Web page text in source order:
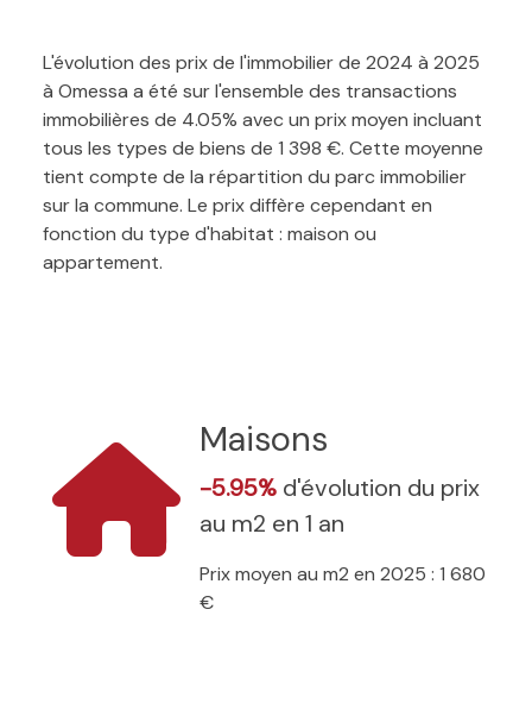
L'évolution des prix de l'immobilier de 2024 à 2025
à Omessa a été sur l'ensemble des transactions
immobilières de 4.05% avec un prix moyen incluant
tous les types de biens de 1 398 €. Cette moyenne
tient compte de la répartition du parc immobilier
sur la commune. Le prix diffère cependant en
fonction du type d'habitat : maison ou
appartement.
Maisons
-5.95% d'évolution du prix
au m2 en 1 an
Prix moyen au m2 en 2025 : 1 680
€